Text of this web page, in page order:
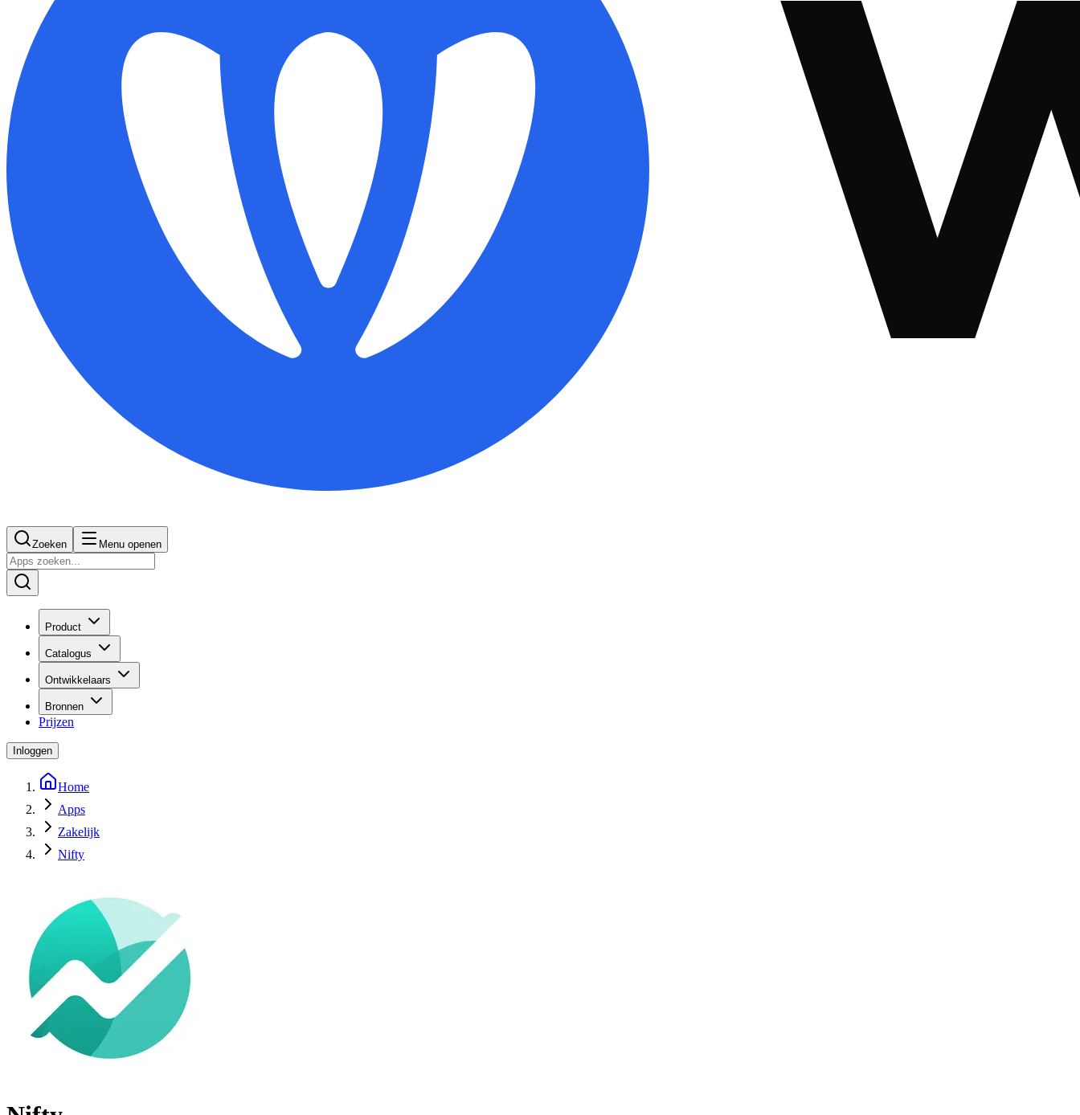
Zoeken Menu openen
Product
Catalogus
Ontwikkelaars
Bronnen
Prijzen
Inloggen
Home
Apps
Zakelijk
Nifty